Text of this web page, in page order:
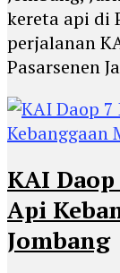
kereta api di
perjalanan
Pasarsenen
KAI
Api
Jombang